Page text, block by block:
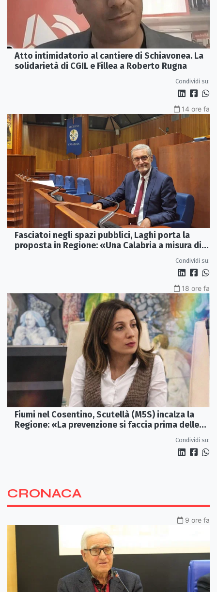
Atto intimidatorio al cantiere di Schiavonea. La
solidarietà di CGIL e Fillea a Roberto Rugna
Condividi su:
14 ore fa
Fasciatoi negli spazi pubblici, Laghi porta la
proposta in Regione: «Una Calabria a misura di
Condividi su:
18 ore fa
Fiumi nel Cosentino, Scutellà (M5S) incalza la
Regione: «La prevenzione si faccia prima delle
Condividi su:
CRONACA
9 ore fa